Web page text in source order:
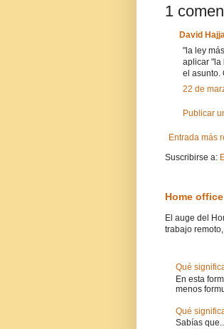
1
David
"la ley
aplicar "la
el asunto.
22 de
Publicar
Entrada más
Suscribirse a:
Home
El auge del
trabajo
Qué
En esta
menos
Qué
Sabías